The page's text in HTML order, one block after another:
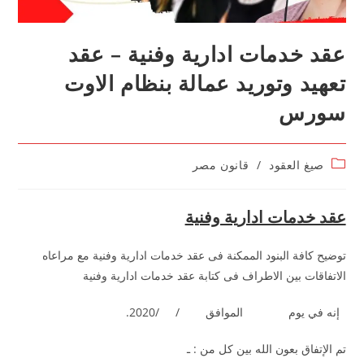
عقد خدمات ادارية وفنية – عقد
تعهيد وتوريد عمالة بنظام الاوت
سورس
Postصيغ العقود / قانون مصر
عقد خدمات ادارية وفنية
توضيح كافة البنود الممكنة فى عقد خدمات ادارية وفنية مع مراعاه
الاتفاقات بين الاطراف فى كتابة عقد خدمات ادارية وفنية
إنه في يوم الموافق / /2020.
تم الإتفاق بعون الله بين كل من : ـ